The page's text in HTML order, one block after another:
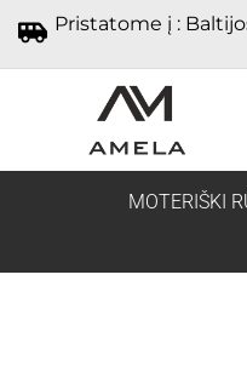
Pristatome į :
MOTERIŠKI